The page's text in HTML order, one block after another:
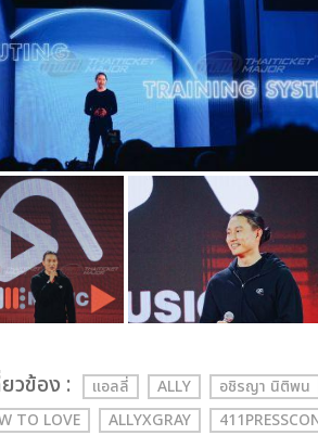
วข้อง : แอลลี่ ALLY อชิรญา นิติพน
TO LOVE
ALLYXGRAY